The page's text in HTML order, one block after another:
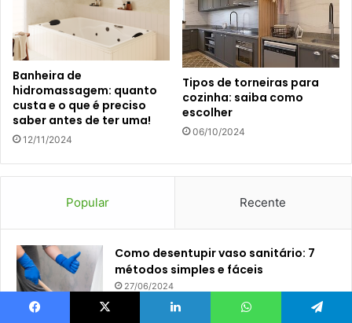
Banheira de
hidromassagem: quanto
custa e o que é preciso
saber antes de ter uma!
12/11/2024
Tipos de torneiras para
cozinha: saiba como
escolher
06/10/2024
Popular Recente
Como desentupir vaso sanitário: 7
métodos simples e fáceis
27/06/2024